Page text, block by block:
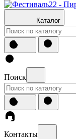
Каталог
Поиск
Контакты